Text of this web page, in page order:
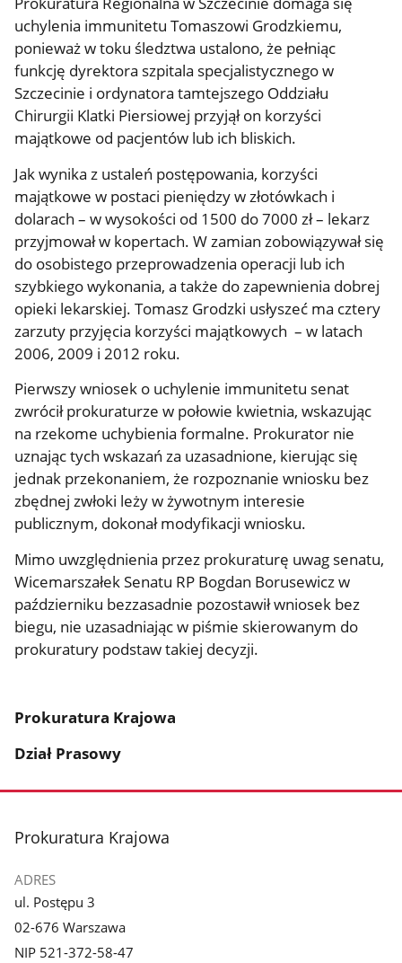
uchylenia immunitetu Tomaszowi Grodzkiemu,
ponieważ w toku śledztwa ustalono, że pełniąc
funkcję dyrektora szpitala specjalistycznego w
Szczecinie i ordynatora tamtejszego Oddziału
Chirurgii Klatki Piersiowej przyjął on korzyści
majątkowe od pacjentów lub ich bliskich.
Jak wynika z ustaleń postępowania, korzyści
majątkowe w postaci pieniędzy w złotówkach i
dolarach – w wysokości od 1500 do 7000 zł – lekarz
przyjmował w kopertach. W zamian zobowiązywał się
do osobistego przeprowadzenia operacji lub ich
szybkiego wykonania, a także do zapewnienia dobrej
opieki lekarskiej. Tomasz Grodzki usłyszeć ma cztery
zarzuty przyjęcia korzyści majątkowych – w latach
2006, 2009 i 2012 roku.
Pierwszy wniosek o uchylenie immunitetu senat
zwrócił prokuraturze w połowie kwietnia, wskazując
na rzekome uchybienia formalne. Prokurator nie
uznając tych wskazań za uzasadnione, kierując się
jednak przekonaniem, że rozpoznanie wniosku bez
zbędnej zwłoki leży w żywotnym interesie
publicznym, dokonał modyfikacji wniosku.
Mimo uwzględnienia przez prokuraturę uwag senatu,
Wicemarszałek Senatu RP Bogdan Borusewicz w
październiku bezzasadnie pozostawił wniosek bez
biegu, nie uzasadniając w piśmie skierowanym do
prokuratury podstaw takiej decyzji.
Prokuratura Krajowa
Dział Prasowy
stopka
Prokuratura Krajowa
ADRES
ul. Postępu 3
02-676 Warszawa
NIP 521-372-58-47